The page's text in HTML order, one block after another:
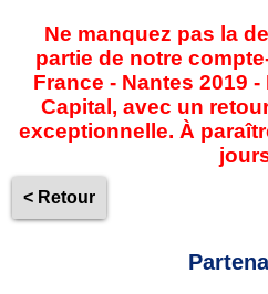
Ne manquez pas la
partie de notre
France - Nantes 2019
Capital, avec un
exceptionnelle. À
< Retour